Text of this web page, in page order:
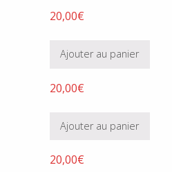
20,00€
Ajouter au panier
20,00€
Ajouter au panier
20,00€